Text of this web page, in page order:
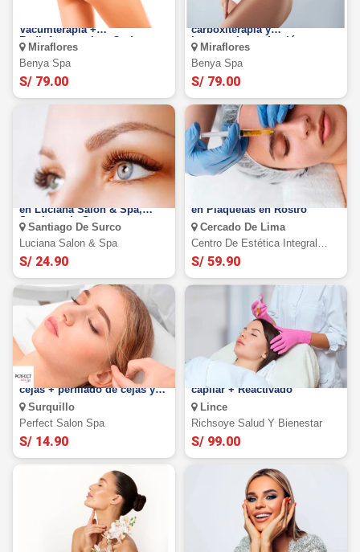
Moldeado de glúteos:
Vacumterapia +
Radiofrecuencia + Ondas
Rusas + Carboxiterapia y
más.
Miraflores
Benya Spa
S/ 79.00
Liporeductor: lipoláser +
carboxiterapia y
levantamiento de glúteos y
más
Miraflores
Benya Spa
S/ 79.00
Rizado + Tintura de Pestañas
en Luciana Salón & Spa,
Santiago de Surco
Santiago De Surco
Luciana Salon & Spa
S/ 24.90
en Plaquetas en Rostro
Cercado De Lima
Centro De Estética Integral
Elein
S/ 59.90
Depilación + planchado de
cejas + perfilado de cejas y
mas
Surquillo
Perfect Salon Spa
S/ 14.90
Plasma rico en plaquetas
capilar + Reactivado
Lince
Richsoye Salud Y Bienestar
S/ 99.00